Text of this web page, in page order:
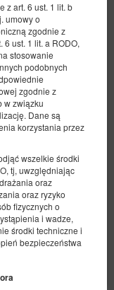
z art. 6 ust. 1 lit. b
umowy o
zgodnie z
ust. 1 lit. a RODO,
stosowanie
podobnych
zgodnie z
w związku
Dane są
korzystania przez
wszelkie środki
tj, uwzględniając
oraz
oraz ryzyko
fizycznych o
i wadze,
środki techniczne i
bezpieczeństwa
480,50 zł
2 osoby / 1 noc
Szczegóły Dostępność